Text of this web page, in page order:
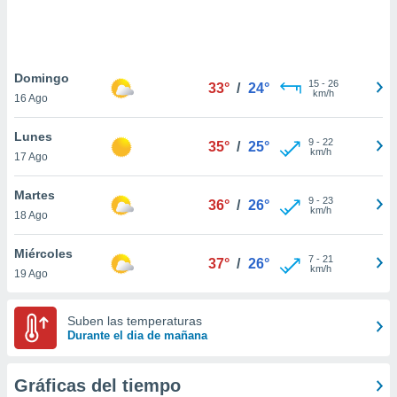
únicos
similares
como
IP
de
traten tus
en
a lo que
Para
Domingo
16 Ago
33° / 24° 15- 26
km/h
Lunes
17 Ago
35° / 25° 9- 22
km/h
Martes
18 Ago
36° / 26° 9- 23
km/h
Miércoles
19 Ago
37° / 26° 7- 21
km/h
Suben las temperaturas
Durante el dia de mañana
Gráficas del tiempo